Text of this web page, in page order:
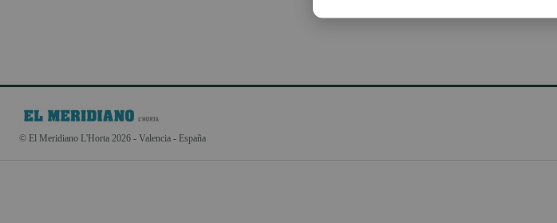
© El Meridiano L'Horta 2026 - Valencia - España